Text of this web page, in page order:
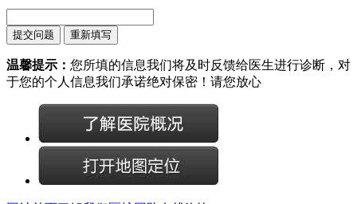
温馨提示： 您所填的信息我们将及时反馈给医生进行诊断，对
于您的个人信息我们承诺绝对保密！请您放心